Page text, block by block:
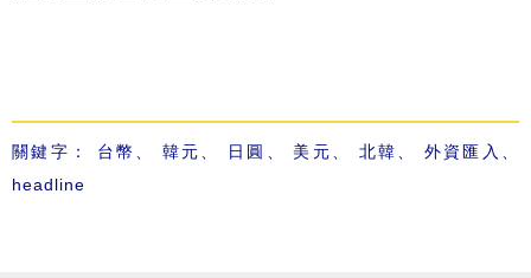
關鍵字： 台幣 韓元 日圓 美元 北韓 外資匯入
headline